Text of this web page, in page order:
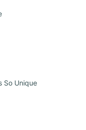
So Unique